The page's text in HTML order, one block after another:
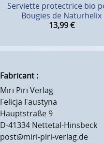
Serviette protectrice bio
Bougies de Naturhelix
13,99 €
Fabricant :
Miri Piri Verlag
Felicja Faustyna
Hauptstraße 9
D-41334 Nettetal-Hinsbeck
post@miri-piri-verlag.de